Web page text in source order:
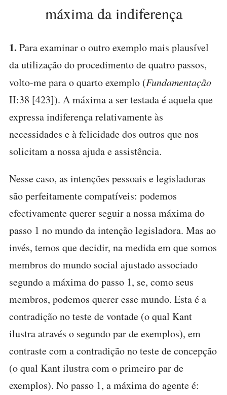
máxima da indiferença
1. Para examinar o outro exemplo mais plausível
da utilização do procedimento de quatro passos,
volto-me para o quarto exemplo (Fundamentação
II:38 [423]). A máxima a ser testada é aquela que
expressa indiferença relativamente às
necessidades e à felicidade dos outros que nos
solicitam a nossa ajuda e assistência.
Nesse caso, as intenções pessoais e legisladoras
são perfeitamente compatíveis: podemos
efectivamente querer seguir a nossa máxima do
passo 1 no mundo da intenção legisladora. Mas ao
invés, temos que decidir, na medida em que somos
membros do mundo social ajustado associado
segundo a máxima do passo 1, se, como seus
membros, podemos querer esse mundo. Esta é a
contradição no teste de vontade (o qual Kant
ilustra através o segundo par de exemplos), em
contraste com a contradição no teste de concepção
(o qual Kant ilustra com o primeiro par de
exemplos). No passo 1, a máxima do agente é: